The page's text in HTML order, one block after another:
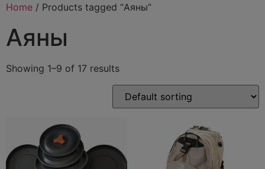
Home / Products tagged “Аяны”
Аяны
Showing 1–9 of 17 results